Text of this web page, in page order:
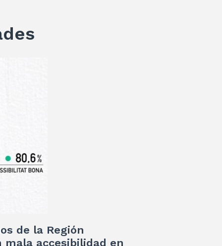
de la Región
accesibilidad en